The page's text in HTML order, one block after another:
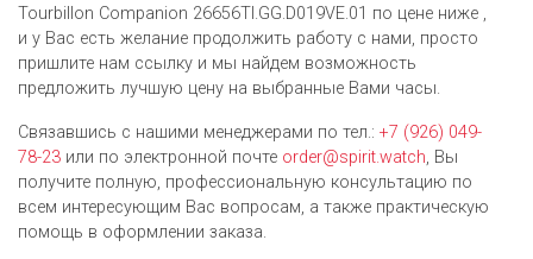
Tourbillon Companion 26656TI.GG.D019VE.01 по цене ниже ,
и у Вас есть желание продолжить работу с нами, просто
пришлите нам ссылку и мы найдем возможность
предложить лучшую цену на выбранные Вами часы.
Связавшись с нашими менеджерами по тел.: +7 (926) 049-
78-23 или по электронной почте order@spirit.watch, Вы
получите полную, профессиональную консультацию по
всем интересующим Вас вопросам, а также практическую
помощь в оформлении заказа.